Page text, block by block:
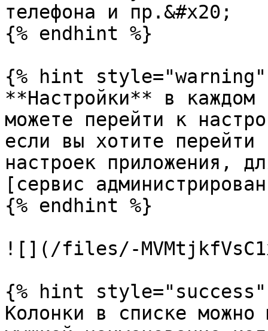
телефона и пр.&#x20;
{% endhint %}
{% hint style="warning"
**Настройки** в каждом
можете перейти к
если вы хотите
настроек приложения,
[сервис
{% endhint %}
![](/files/-
{% hint style="success"
Колонки в списке